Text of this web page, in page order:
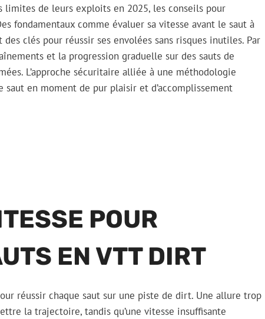
limites de leurs exploits en 2025, les conseils pour
fondamentaux comme évaluer sa vitesse avant le saut à
des clés pour réussir ses envolées sans risques inutiles. Par
et la progression graduelle sur des sauts de
L’approche sécuritaire alliée à une méthodologie
en moment de pur plaisir et d’accomplissement
POUR
EN VTT DIRT
réussir chaque saut sur une piste de dirt. Une allure trop
la trajectoire, tandis qu’une vitesse insuffisante